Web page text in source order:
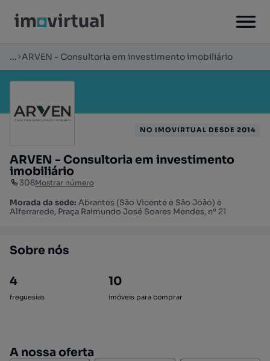
... ARVEN - Consultoria em investimento imobiliário
ARVEN - Consultoria em investimento
imobiliário
308Mostrar número
Morada da sede: Abrantes (São Vicente e São João) e
Alferrarede, Praça Raimundo José Soares Mendes, nº 21
NO IMOVIRTUAL DESDE 2014
Sobre nós
4
freguesias
10
imóveis para comprar
A nossa oferta